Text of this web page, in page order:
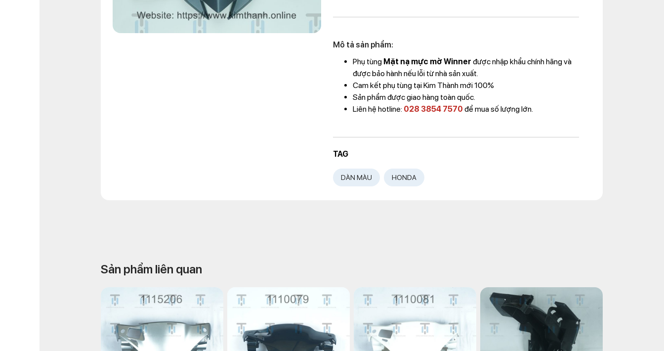
Mô tả sản phẩm:
Phụ tùng Mặt nạ mực mờ Winner được nhập khẩu chính hãng và
được bảo hành nếu lỗi từ nhà sản xuất.
Cam kết phụ tùng tại Kim Thành mới 100%
Sản phẩm được giao hàng toàn quốc.
Liên hệ hotline: 028 3854 7570 để mua số lượng lớn.
TAG
DÀN MÀU HONDA
Sản phẩm liên quan